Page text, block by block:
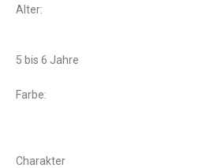
Alter:
5 bis 6 Jahre
Farbe:
Charakter